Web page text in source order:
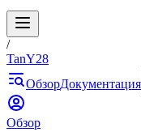
/
TanY28
ОбзорДокументация
Обзор